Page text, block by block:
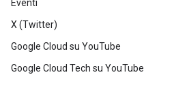
Eventi
X (Twitter)
Google Cloud su YouTube
Google Cloud Tech su YouTube